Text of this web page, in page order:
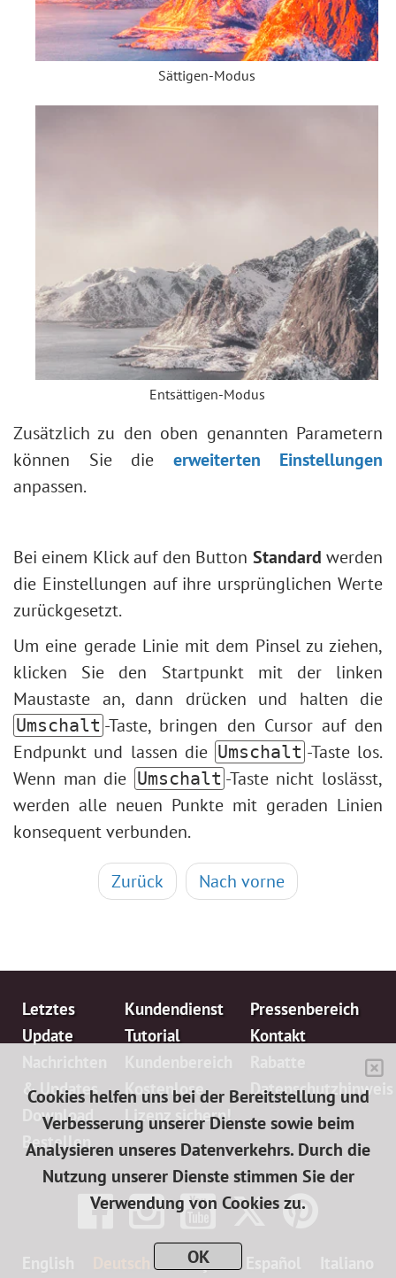
Sättigen-Modus
Entsättigen-Modus
Zusätzlich zu den oben genannten Parametern
können Sie die erweiterten Einstellungen
anpassen.
Bei einem Klick auf den Button Standard werden
die Einstellungen auf ihre ursprünglichen Werte
zurückgesetzt.
Um eine gerade Linie mit dem Pinsel zu ziehen,
klicken Sie den Startpunkt mit der linken
Maustaste an, dann drücken und halten die
Umschalt -Taste, bringen den Cursor auf den
Endpunkt und lassen die Umschalt -Taste los.
Wenn man die Umschalt -Taste nicht loslässt,
werden alle neuen Punkte mit geraden Linien
konsequent verbunden.
Zurück Nach vorne
Letztes
Update
& Updates
Download
Bestellen
Kundendienst
Tutorial
Kostenlose
Lizenz sichern!
Pressenbereich
Kontakt
Datenschutzhinweis
Français
Cookies helfen uns bei der Bereitstellung und
Verbesserung unserer Dienste sowie beim
Analysieren unseres Datenverkehrs. Durch die
Nutzung unserer Dienste stimmen Sie der
Verwendung von Cookies zu.
OK